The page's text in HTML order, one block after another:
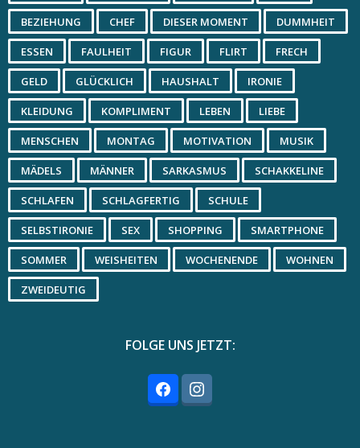
BEZIEHUNG CHEF DIESER MOMENT DUMMHEIT
ESSEN FAULHEIT FIGUR FLIRT FRECH
GELD GLÜCKLICH HAUSHALT IRONIE
KLEIDUNG KOMPLIMENT LEBEN LIEBE
MENSCHEN MONTAG MOTIVATION MUSIK
MÄDELS MÄNNER SARKASMUS SCHAKKELINE
SCHLAFEN SCHLAGFERTIG SCHULE
SELBSTIRONIE SEX SHOPPING SMARTPHONE
SOMMER WEISHEITEN WOCHENENDE WOHNEN
ZWEIDEUTIG
FOLGE UNS JETZT: